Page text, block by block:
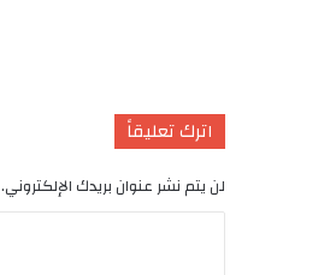
اترك تعليقاً
لن يتم نشر عنوان بريدك الإلكتروني.